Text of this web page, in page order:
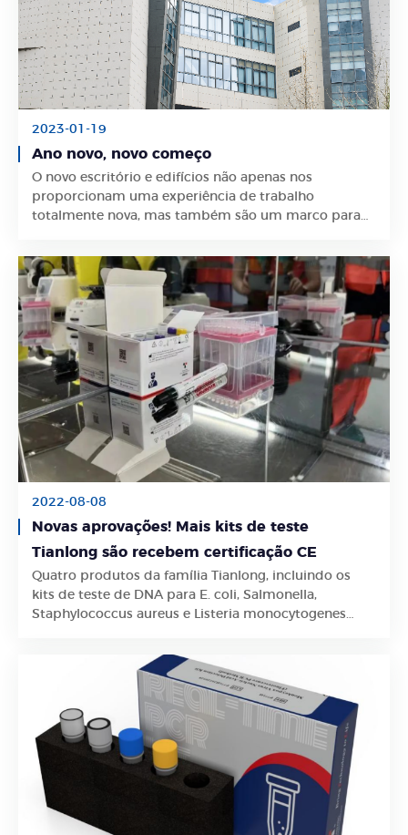
2023-01-19
Ano novo, novo começo
O novo escritório e edifícios não apenas nos
proporcionam uma experiência de trabalho
totalmente nova, mas também são um marco para
Saiba Mais
2022-08-08
Novas aprovações! Mais kits de teste
Tianlong são recebem certificação CE
Quatro produtos da família Tianlong, incluindo os
kits de teste de DNA para E. coli, Salmonella,
Staphylococcus aureus e Listeria monocytogenes
comercializados na União Europeia.
Saiba Mais